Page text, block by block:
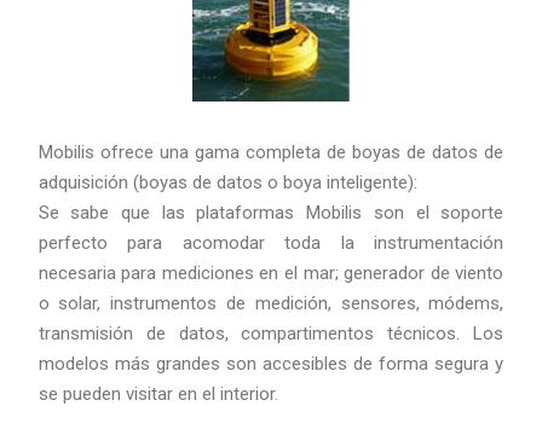
Mobilis ofrece una gama completa de boyas de datos de
adquisición (boyas de datos o boya inteligente):
Se sabe que las plataformas Mobilis son el soporte
perfecto para acomodar toda la instrumentación
necesaria para mediciones en el mar; generador de viento
o solar, instrumentos de medición, sensores, módems,
transmisión de datos, compartimentos técnicos. Los
modelos más grandes son accesibles de forma segura y
se pueden visitar en el interior.